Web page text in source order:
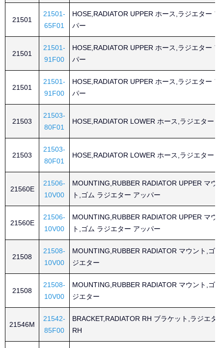
21501
21501-
65F01
HOSE,RADIATOR UPPER ホース,ラジエター
パー
21501
21501-
91F00
HOSE,RADIATOR UPPER ホース,ラジエター
パー
21501
21501-
91F00
HOSE,RADIATOR UPPER ホース,ラジエター
パー
21503
21503-
80F01
HOSE,RADIATOR LOWER ホース,ラジエター
21503
21503-
80F01
HOSE,RADIATOR LOWER ホース,ラジエター
21560E
21506-
10V00
MOUNTING,RUBBER RADIATOR UPPER マウ
ト,ゴム ラジエター アッパー
21560E
21506-
10V00
MOUNTING,RUBBER RADIATOR UPPER マウ
ト,ゴム ラジエター アッパー
21508
21508-
10V00
MOUNTING,RUBBER RADIATOR マウント,ゴ
ジエター
21508
21508-
10V00
MOUNTING,RUBBER RADIATOR マウント,ゴ
ジエター
21546M
21542-
85F00
BRACKET,RADIATOR RH ブラケット,ラジエタ
RH